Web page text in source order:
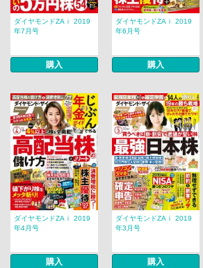
ダイヤモンドZAｉ 2019
年7月号
購入
ダイヤモンドZAｉ 2019
年6月号
購入
ダイヤモンドZAｉ 2019
年4月号
購入
ダイヤモンドZAｉ 2019
年3月号
購入